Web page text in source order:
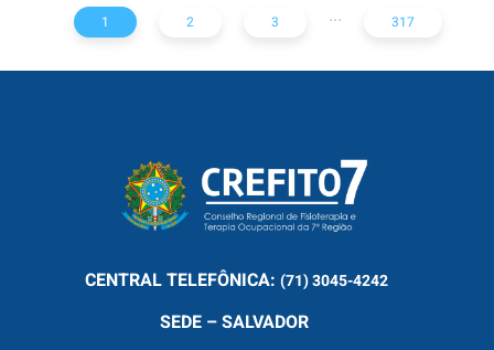
1 2 3 ... 317
CENTRALTELEFÔNICA: (71) 3045-4242
SEDE – SALVADOR